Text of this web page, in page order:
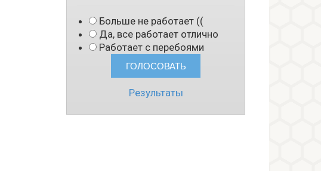
Больше не работает ((
Да, все работает отлично
Работает с перебоями
Результаты